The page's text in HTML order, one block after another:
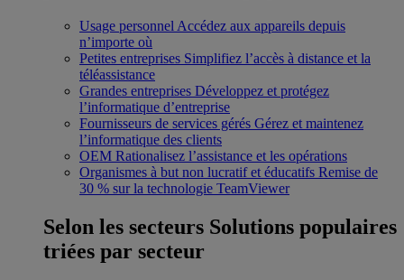
Usage personnel Accédez aux appareils depuis
n’importe où
Petites entreprises Simplifiez l’accès à distance et la
téléassistance
Grandes entreprises Développez et protégez
l’informatique d’entreprise
Fournisseurs de services gérés Gérez et maintenez
l’informatique des clients
OEM Rationalisez l’assistance et les opérations
Organismes à but non lucratif et éducatifs Remise de
30 % sur la technologie TeamViewer
Selon les secteurs Solutions populaires
triées par secteur